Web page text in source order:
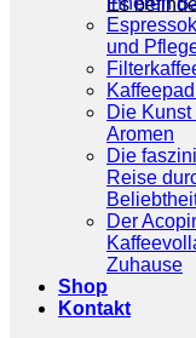
Es
und
Die
Aromen
Die
Reise
Der
Zuhause
Shop
Kontakt